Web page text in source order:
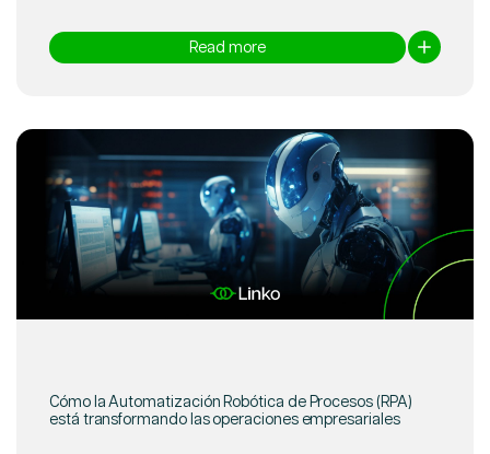
Read more
Cómo la Automatización Robótica de Procesos (RPA)
está transformando las operaciones empresariales